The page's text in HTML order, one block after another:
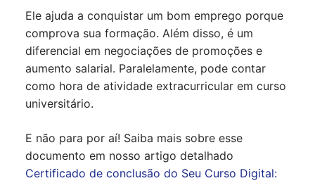
Ele ajuda a conquistar um bom emprego porque
comprova sua formação. Além disso, é um
diferencial em negociações de promoções e
aumento salarial. Paralelamente, pode contar
como hora de atividade extracurricular em curso
universitário.
E não para por aí! Saiba mais sobre esse
documento em nosso artigo detalhado
Certificado de conclusão do Seu Curso Digital: